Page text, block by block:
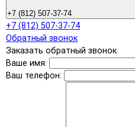
+7 (812) 507-37-74
+7 (812) 507-37-74
Обратный звонок
Заказать обратный звонок
Ваше имя:
Ваш телефон: